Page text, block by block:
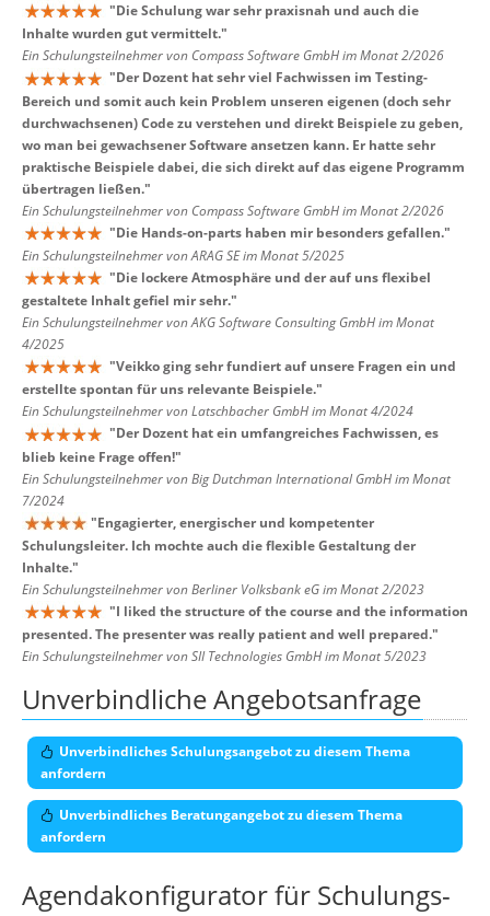
"Die Schulung war sehr praxisnah und auch die
Inhalte wurden gut vermittelt."
Ein Schulungsteilnehmer von Compass Software GmbH im Monat 2/2026
"Der Dozent hat sehr viel Fachwissen im Testing-
Bereich und somit auch kein Problem unseren eigenen (doch sehr
durchwachsenen) Code zu verstehen und direkt Beispiele zu geben,
wo man bei gewachsener Software ansetzen kann. Er hatte sehr
praktische Beispiele dabei, die sich direkt auf das eigene Programm
übertragen ließen."
Ein Schulungsteilnehmer von Compass Software GmbH im Monat 2/2026
"Die Hands-on-parts haben mir besonders gefallen."
Ein Schulungsteilnehmer von ARAG SE im Monat 5/2025
"Die lockere Atmosphäre und der auf uns flexibel
gestaltete Inhalt gefiel mir sehr."
Ein Schulungsteilnehmer von AKG Software Consulting GmbH im Monat
4/2025
"Veikko ging sehr fundiert auf unsere Fragen ein und
erstellte spontan für uns relevante Beispiele."
Ein Schulungsteilnehmer von Latschbacher GmbH im Monat 4/2024
"Der Dozent hat ein umfangreiches Fachwissen, es
blieb keine Frage offen!"
Ein Schulungsteilnehmer von Big Dutchman International GmbH im Monat
7/2024
"Engagierter, energischer und kompetenter
Schulungsleiter. Ich mochte auch die flexible Gestaltung der
Inhalte."
Ein Schulungsteilnehmer von Berliner Volksbank eG im Monat 2/2023
"I liked the structure of the course and the information
presented. The presenter was really patient and well prepared."
Ein Schulungsteilnehmer von SII Technologies GmbH im Monat 5/2023
Unverbindliche Angebotsanfrage
Unverbindliches Schulungsangebot zu diesem Thema
anfordern
Unverbindliches Beratungangebot zu diesem Thema
anfordern
Agendakonfigurator für Schulungs-